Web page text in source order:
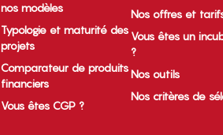
nos modèles
Typologie et maturité des
projets
Comparateur de produits
financiers
Vous êtes CGP ?
Nos offres et
Vous êtes un
?
Nos outils
Nos critères de